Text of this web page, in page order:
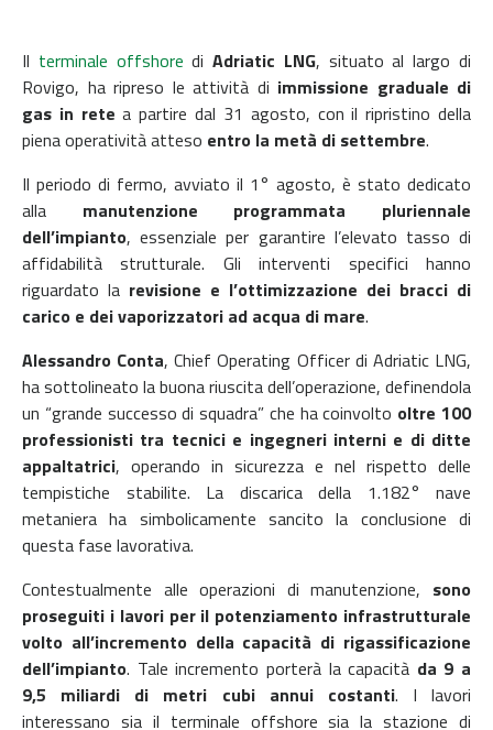
Il terminale offshore diAdriatic LNG, situato al largo di
Rovigo, ha ripreso le attività di immissione graduale di
gas in rete a partire dal 31 agosto, con il ripristino della
piena operatività atteso entro la metà di settembre.
Il periodo di fermo, avviato il 1° agosto, è stato dedicato
alla manutenzione programmata pluriennale
dell’impianto, essenziale per garantire l’elevato tasso di
affidabilità strutturale. Gli interventi specifici hanno
riguardato la revisione e l’ottimizzazione dei bracci di
carico e dei vaporizzatori ad acqua di mare.
Alessandro Conta, Chief Operating Officer di Adriatic LNG,
ha sottolineato la buona riuscita dell’operazione, definendola
un “grande successo di squadra” che ha coinvolto oltre 100
professionisti tra tecnici e ingegneri interni e di ditte
appaltatrici, operando in sicurezza e nel rispetto delle
tempistiche stabilite. La discarica della 1.182° nave
metaniera ha simbolicamente sancito la conclusione di
questa fase lavorativa.
Contestualmente alle operazioni di manutenzione, sono
proseguiti i lavori per il potenziamento infrastrutturale
volto all’incremento della capacità di rigassificazione
dell’impianto. Tale incremento porterà la capacità da 9 a
9,5 miliardi di metri cubi annui costanti. I lavori
interessano sia il terminale offshore sia la stazione di